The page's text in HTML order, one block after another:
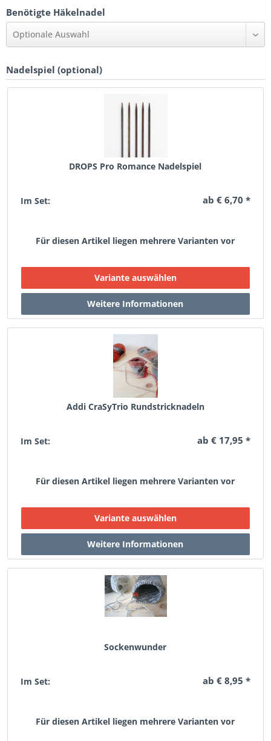
Benötigte Häkelnadel
Optionale Auswahl
Nadelspiel (optional)
DROPS Pro Romance Nadelspiel
Im Set: ab € 6,70 *
Für diesen Artikel liegen mehrere Varianten vor
Addi CraSyTrio Rundstricknadeln
Im Set: ab € 17,95 *
Für diesen Artikel liegen mehrere Varianten vor
Sockenwunder
Im Set: ab € 8,95 *
Für diesen Artikel liegen mehrere Varianten vor